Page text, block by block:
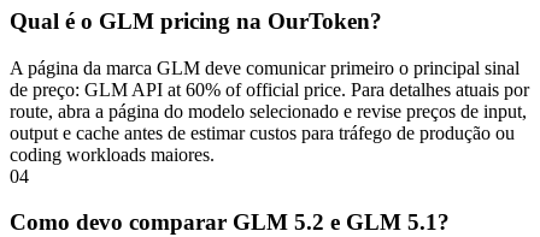
Qual é o GLM pricing na OurToken?
A página da marca GLM deve comunicar primeiro o principal sinal
de preço: GLM API at 60% of official price. Para detalhes atuais por
route, abra a página do modelo selecionado e revise preços de input,
output e cache antes de estimar custos para tráfego de produção ou
coding workloads maiores.
04
Como devo comparar GLM 5.2 e GLM 5.1?